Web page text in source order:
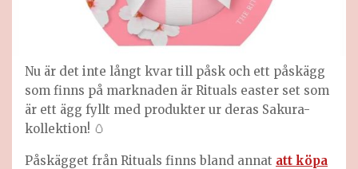
Nu är det inte långt kvar till påsk och ett påskägg
som finns på marknaden är Rituals easter set som
är ett ägg fyllt med produkter ur deras Sakura-
kollektion! 🥚
Påskägget från Rituals finns bland annat att köpa